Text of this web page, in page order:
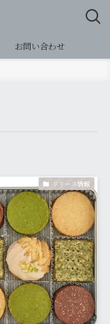
お問い合わせ
リリース情報